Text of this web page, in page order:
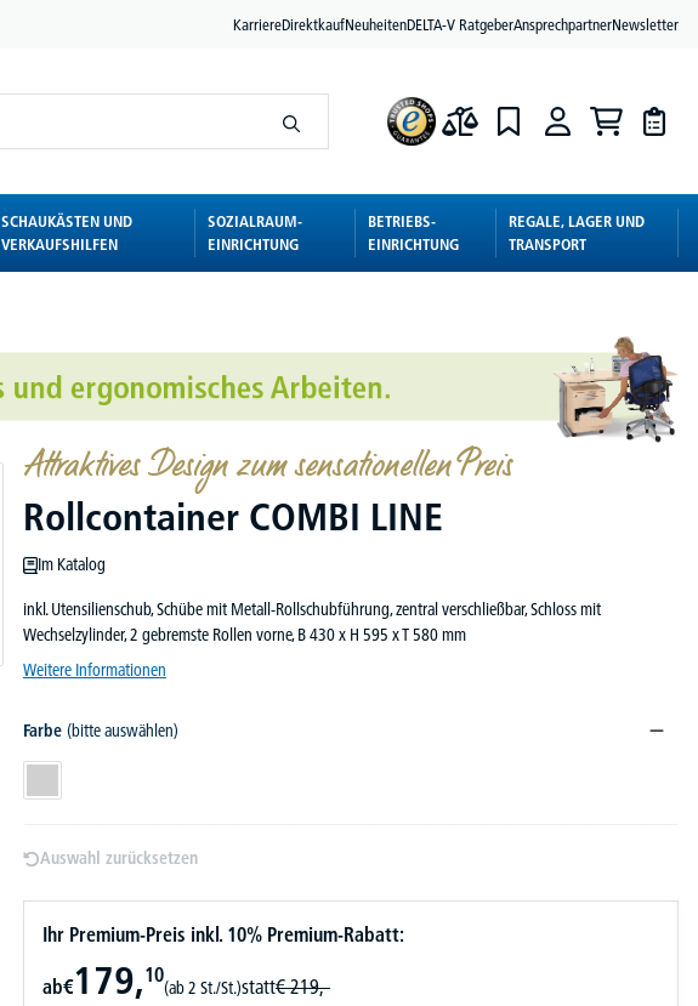
KarriereDirektkaufNeuheitenDELTA-V RatgeberAnsprechpartnerNewsletter
SCHAUKÄSTEN UND
VERKAUFSHILFEN
SOZIALRAUM-
EINRICHTUNG
BETRIEBS-
EINRICHTUNG
REGALE, LAGER UND
TRANSPORT
Attraktives Design zum sensationellen Preis
Rollcontainer COMBI LINE
Im Katalog
inkl. Utensilienschub, Schübe mit Metall-Rollschubführung, zentral verschließbar, Schloss mit
Wechselzylinder, 2 gebremste Rollen vorne, B 430 x H 595 x T 580 mm
Weitere Informationen
Farbe (bitte auswählen)
Lichtgrau
Auswahl zurücksetzen
Ihr Premium-Preis inkl. 10% Premium-Rabatt:
ab€179,10
(ab 2 St./St.)statt€ 219,-